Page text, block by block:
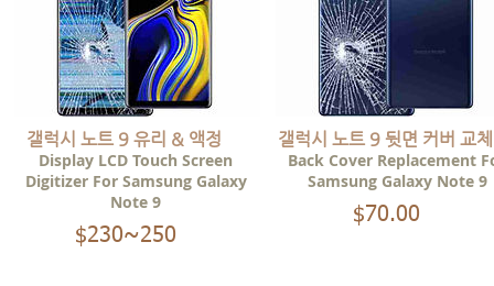
갤럭시 노트 9 유리 & 액정
Display LCD Touch Screen
Digitizer For Samsung Galaxy
Note 9
$230~250
갤럭시 노트 9 뒷면 커버 교체
Back Cover Replacement
Samsung Galaxy Note 9
$70.00